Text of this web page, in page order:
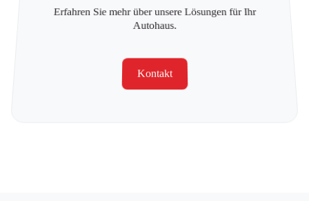
Erfahren Sie mehr über unsere Lösungen für Ihr
Autohaus.
Kontakt